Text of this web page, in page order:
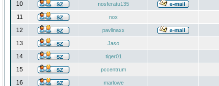
10 nosferatu135
11 nox
12 pavlinaxx
13 Jaso
14 tiger01
15 pccentrum
16 marlowe